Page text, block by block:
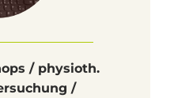
/ physioth.
/